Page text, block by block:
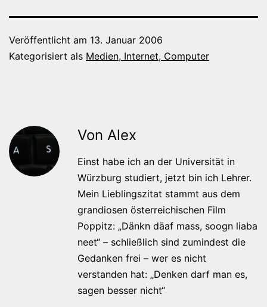
Veröffentlicht am 13. Januar 2006
Kategorisiert als Medien, Internet, Computer
Von Alex
Einst habe ich an der Universität in
Würzburg studiert, jetzt bin ich Lehrer.
Mein Lieblingszitat stammt aus dem
grandiosen österreichischen Film
Poppitz: „Dänkn däaf mass, soogn liaba
neet“ – schließlich sind zumindest die
Gedanken frei – wer es nicht
verstanden hat: „Denken darf man es,
sagen besser nicht“